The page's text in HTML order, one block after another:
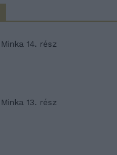
Minka 14. rész
Minka 13. rész